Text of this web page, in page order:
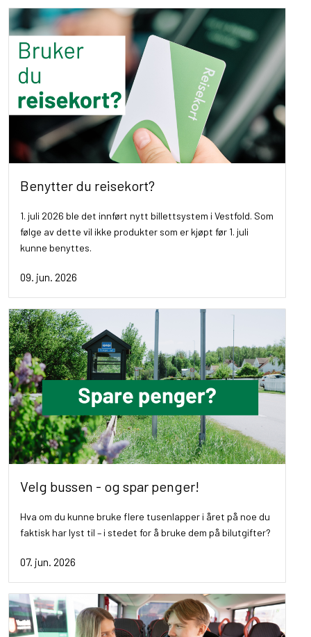
Benytter du reisekort?
1. juli 2026 ble det innført nytt billettsystem i Vestfold. Som
følge av dette vil ikke produkter som er kjøpt før 1. juli
kunne benyttes.
09. jun. 2026
Velg bussen - og spar penger!
Hva om du kunne bruke flere tusenlapper i året på noe du
faktisk har lyst til – i stedet for å bruke dem på bilutgifter?
07. jun. 2026